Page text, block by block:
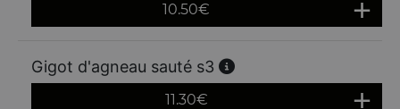
10.50€
Gigot d'agneau sauté s3
11.30€